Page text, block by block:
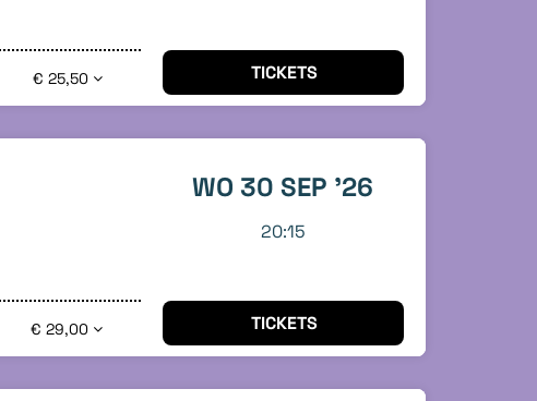
€ 25,50 TICKETS
€ 29,00
WO 30 SEP '26
20:15
TICKETS